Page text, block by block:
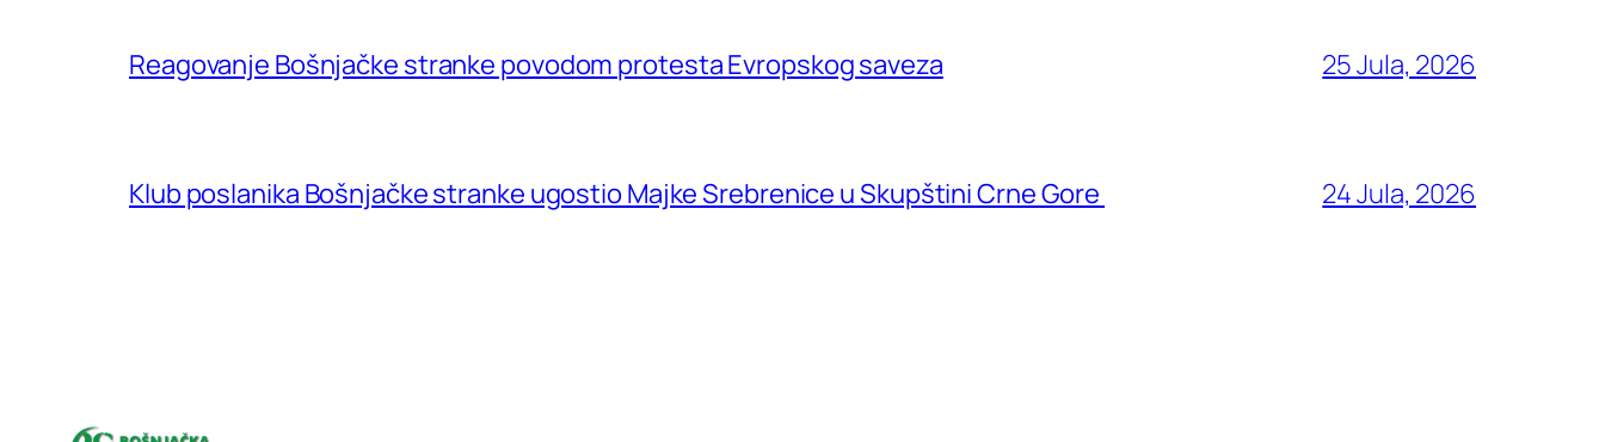
Reagovanje Bošnjačke stranke povodom protesta Evropskog saveza 25 Jula, 2026
Klub poslanika Bošnjačke stranke ugostio Majke Srebrenice u Skupštini Crne Gore 24 Jula, 2026